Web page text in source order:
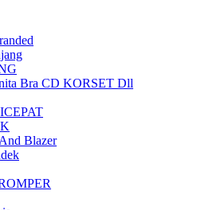
Bra CD KORSET Dll
Blazer